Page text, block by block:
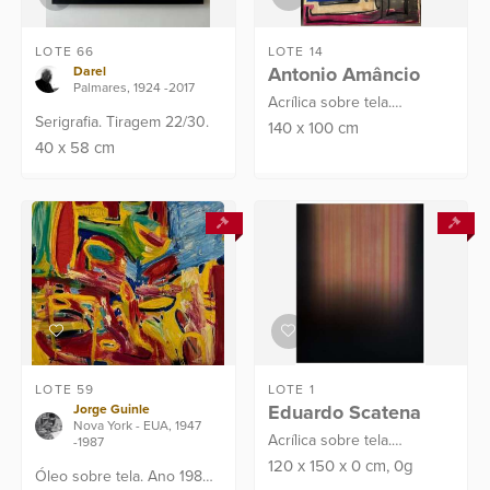
LOTE 66
Darel
Palmares, 1924 -2017
Serigrafia. Tiragem 22/30.
40x 58cm
LOTE 14
Antonio Amâncio
Acrílica sobre tela.
Assinado C.I.D. e verso.
140 x100 cm
LOTE 59
Jorge Guinle
Nova York - EUA, 1947
-1987
Óleo sobre tela. Ano 1982.
LOTE 1
Eduardo Scatena
Acrílica sobre tela.
Assinado e datado na
120 x150 x0 cm, 0g